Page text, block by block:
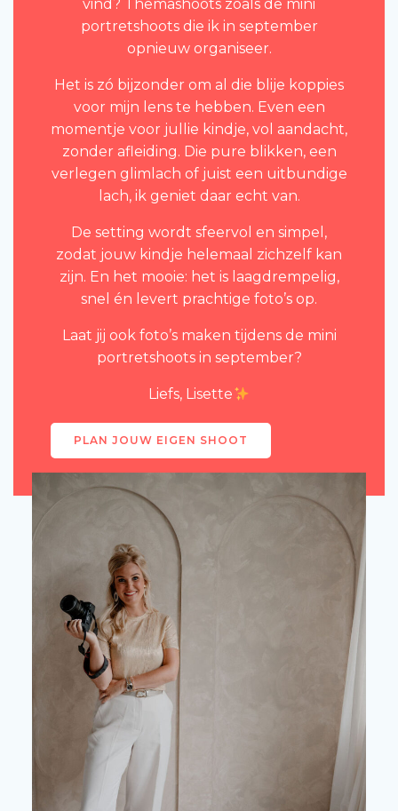
vind? Themashoots zoals de mini
portretshoots die ik in september
opnieuw organiseer.
Het is zó bijzonder om al die blije koppies
voor mijn lens te hebben. Even een
momentje voor jullie kindje, vol aandacht,
zonder afleiding. Die pure blikken, een
verlegen glimlach of juist een uitbundige
lach, ik geniet daar echt van.
De setting wordt sfeervol en simpel,
zodat jouw kindje helemaal zichzelf kan
zijn. En het mooie: het is laagdrempelig,
snel én levert prachtige foto’s op.
Laat jij ook foto’s maken tijdens de mini
portretshoots in september?
Liefs, Lisette
PLAN JOUW EIGEN SHOOT